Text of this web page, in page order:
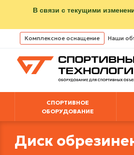
В связи с текущими
Комплексное оснащение Наши
СПОРТИВНОЕ
ОБОРУДОВАНИЕ
Диск